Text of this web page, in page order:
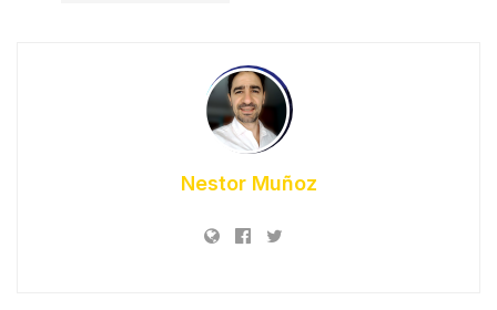
Nestor Muñoz